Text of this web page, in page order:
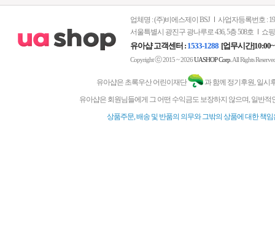
업체명 : (주)비에스제이 BSJ
사업자등록번호 :
서울특별시 광진구 광나루로 436, 5층 508호
쇼
유아샵 고객센터 : 1533-1288 [업무시간
Copyrightⓒ2015 ~ 2026UASHOP Corp. All Rights
유아샵은 초록우산 어린이재단
과 함께 정기후원, 일시
유아샵은 회원님들에게 그 어떤 수익금도 보장하지 않으며, 일반
상품주문, 배송 및 반품의 의무와 그밖의 상품에 대한 책